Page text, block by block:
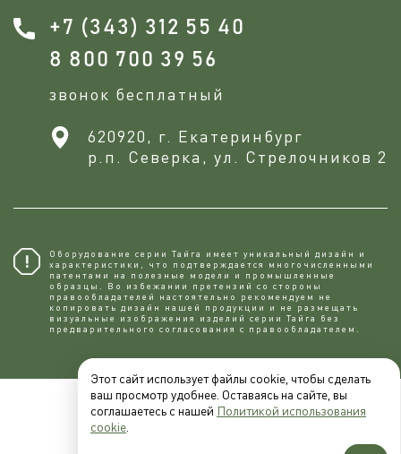
+7 (343) 312 55 40
8 800 700 39 56
звонок бесплатный
620920, г. Екатеринбург
р.п. Северка, ул. Стрелочников 2
Оборудование серии Тайга имеет уникальный дизайн и
характеристики, что подтверждается многочисленными
патентами на полезные модели и промышленные
образцы. Во избежании претензий со стороны
правообладателей настоятельно рекомендуем не
копировaть дизайн нашей продукции и не размещать
визуальные изображения изделий серии Тайга без
предварительного согласования с правообладателем.
Этот сайт использует файлы cookie, чтобы сделать
ваш просмотр удобнее. Оставаясь на сайте, вы
соглашаетесь с нашей Политикой использования
cookie